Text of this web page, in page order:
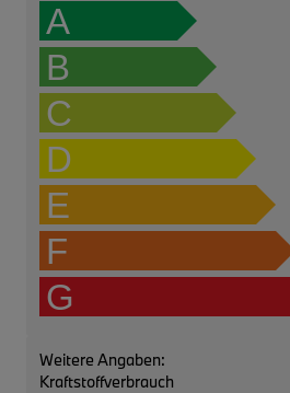
A
B
C
D
E
F
G
Weitere Angaben:
Kraftstoffverbrauch